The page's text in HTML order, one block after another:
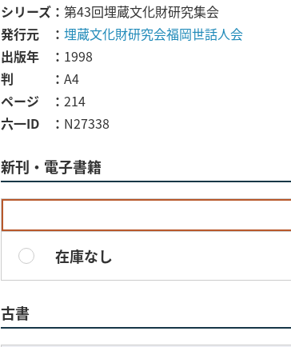
シリーズ
第43回埋蔵文化財研究集会
発行元
埋蔵文化財研究会福岡世話人会
出版年
1998
判
A4
ページ
214
六一ID
N27338
新刊・電子書籍
在庫なし
古書